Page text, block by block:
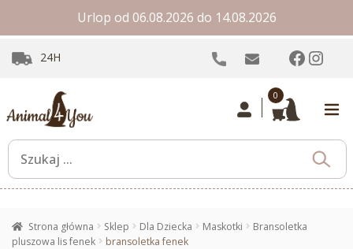
Urlop od 06.08.2026 do 14.08.2026
24H
0
Strona główna Sklep Dla Dziecka Maskotki
Bransoletka
pluszowa lis fenek
bransoletka fenek